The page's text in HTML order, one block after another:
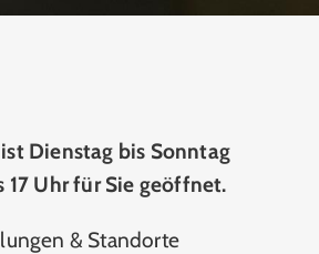
Dienstag bis Sonntag
17 Uhr für Sie geöffnet.
& Standorte